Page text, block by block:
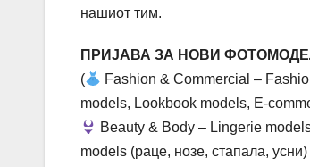
нашиот тим.
ПРИЈАВА ЗА НОВИ
(
Fashion & Commercial –
models, Lookbook models, E-
Beauty & Body – Lingerie
models (раце, нозе, стапала, усни)